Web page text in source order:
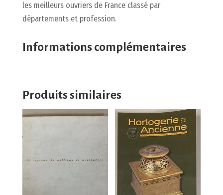
les meilleurs ouvriers de France classé par
départements et profession.
Informations complémentaires
Produits similaires